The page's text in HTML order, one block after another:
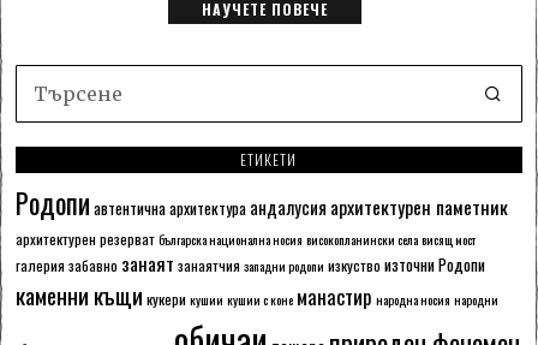
НАУЧЕТЕ ПОВЕЧЕ
ЕТИКЕТИ
Родопи автентична архитектура андалусия архитектурен паметник
архитектурен резерват българска национална носия високопланински села висящ мост
галерия забавно занаят занаятчия западни родопи изкуство източни Родопи
каменни къщи кукери кушии кушии с коне манастир народна носия народни